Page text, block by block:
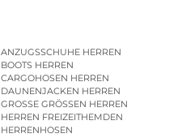
ANZUGSSCHUHE HERREN
BOOTS HERREN
CARGOHOSEN HERREN
DAUNENJACKEN HERREN
GROSSE GRÖSSEN HERREN
HERREN FREIZEITHEMDEN
HERRENHOSEN